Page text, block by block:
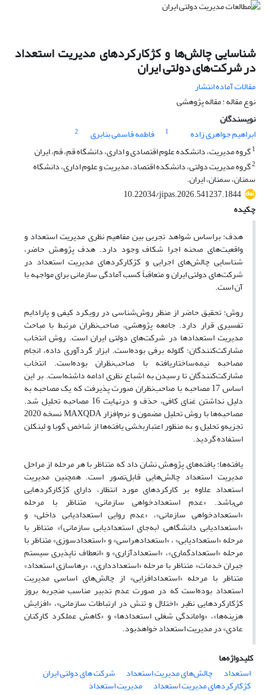
شناسایی چالش‌ها و کژکارکردهای مدیریت استعداد
در شرکت‌های دولتی ایران
مقالات آماده انتشار
نوع مقاله : مقاله پژوهشی
نویسندگان
ابراهیم جواهری زاده
1 فاطمه قاسمی بنابری
2
1گروه مدیریت، دانشکده علوم اقتصادی و اداری، دانشگاه قم، قم، ایران
2گروه مدیریت دولتی، دانشکده اقتصاد، مدیریت و علوم اداری، دانشگاه
سمنان، سمنان، ایران.
10.22034/jipas.2026.541237.1844
چکیده
هدف: براساس شواهد تجربی بین مفاهیم نظری مدیریت استعداد و
واقعیت‌های صحنه اجرا شکاف وجود دارد. هدف پژوهش حاضر،
شناسایی چالش‌های اجرایی و کژکارکردهای مدیریت استعداد در
شرکت‌های دولتی ایران و متعاقباً کسب آمادگی سازمانی برای مواجهه با
آن است.
روش: تحقیق حاضر از منظر روش‌شناسی در رویکرد کیفی و پارادایم
تفسیری قرار دارد. جامعه پژوهشی، صاحب‌نظران مرتبط با مباحث
مدیریت استعدادها در شرکت‌های دولتی ایران است. روش انتخاب
مشارکت‌کنندگان؛ گلوله برفی بوده‌است. ابزار گردآوری داده، انجام
مصاحبه نیمه‌ساختاریافته با صاحب‌نظران بوده‌است. انتخاب
مشارکت‌کنندگان تا رسیدن به اشباع نظری ادامه داشته‌است. بر این
اساس 17 مصاحبه با صاحب‌نظران صورت پذیرفت که یک مصاحبه به
دلیل نداشتن غنای کافی، حذف و درنهایت 16 مصاحبه تحلیل شد.
مصاحبه‌ها با روش تحلیل مضمون و نرم‌افزار MAXQDA نسخه 2020
تجزیه‌و تحلیل و به منظور اعتباربخشی یافته‌ها از شاخص گوبا و لینکلن
استفاده گردید.
یافته‌ها: یافته‌های پژوهش نشان داد که متناظر با هر مرحله از مراحل
مدیریت استعداد چالش‌هایی قابل‌تصور است. همچنین مدیریت
استعداد علاوه بر کارکردهای مورد انتظار، دارای کژکارکردهایی
می‌باشد. «عدم استعداد‌خواهی سازمانی» متناظر با مرحله
«استعداد‌خواهی سازمانی»، «عدم روایی استعدادیابی داخلی» و
«استعدادیابی دانشگاهی (به‌جای استعدادیابی سازمانی)» متناظر با
مرحله «استعدادیابی» ، «استعدادهراسی» و «استعدادسوزی» متناظر با
مرحله «استعدادگماری»، «استعدادآزاری» و «انعطاف ناپذیری سیستم
جبران خدمات» متناظر با مرحله «استعدادداری»، «رهاسازی استعداد»
متناظر با مرحله «استعدادافزایی» از چالش‌های اساسی مدیریت
استعداد بوده‌است که در صورت عدم تدبیر مناسب منجربه بروز
کژکارکردهایی نظیر «اختلال و تنش در ارتباطات سازمانی»، «افزایش
هزینه‌ها»، «واماندگی شغلی استعدادها» و «کاهش عملکرد کارکنان
عادی» در مدیریت استعداد خواهدبود.
کلیدواژه‌ها
استعداد
چالش‌های مدیریت استعداد شرکت های دولتی ایران
کژکارکردهای مدیریت استعداد مدیریت استعداد